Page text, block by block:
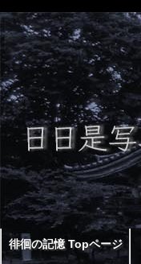
徘徊の記憶 Topページ